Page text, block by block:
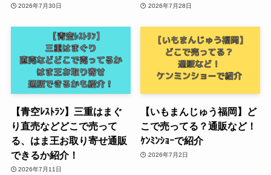
2026年7月30日 2026年7月28日
【青空ﾚｽﾄﾗﾝ】三重はまぐ
り直売などどこで売って
る、はま王お取り寄せ通販
できるか紹介！
2026年7月11日
【いもまんじゅう福岡】ど
こで売ってる？通販など！
ｹﾝﾐﾝｼｮｰで紹介
2026年7月2日